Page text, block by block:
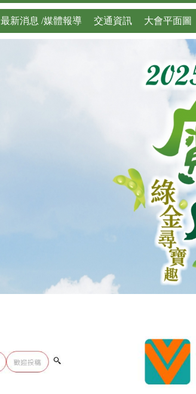
最新消息 /媒體報導 交通資訊 大會平面圖